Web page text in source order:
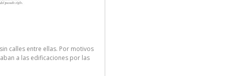
calles entre ellas. Por motivos
a las edificaciones por las